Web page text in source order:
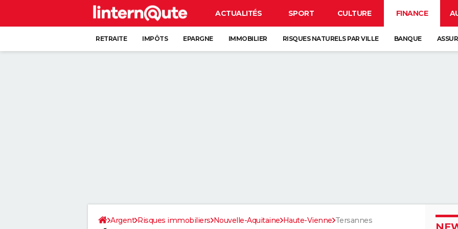
ACTUALITÉS SPORT CULTURE FINANCE
RETRAITE IMPÔTS EPARGNE IMMOBILIER RISQUES NATURELS PAR VILLE BANQUE
Argent Risques immobiliers Nouvelle-Aquitaine Haute-Vienne Tersannes